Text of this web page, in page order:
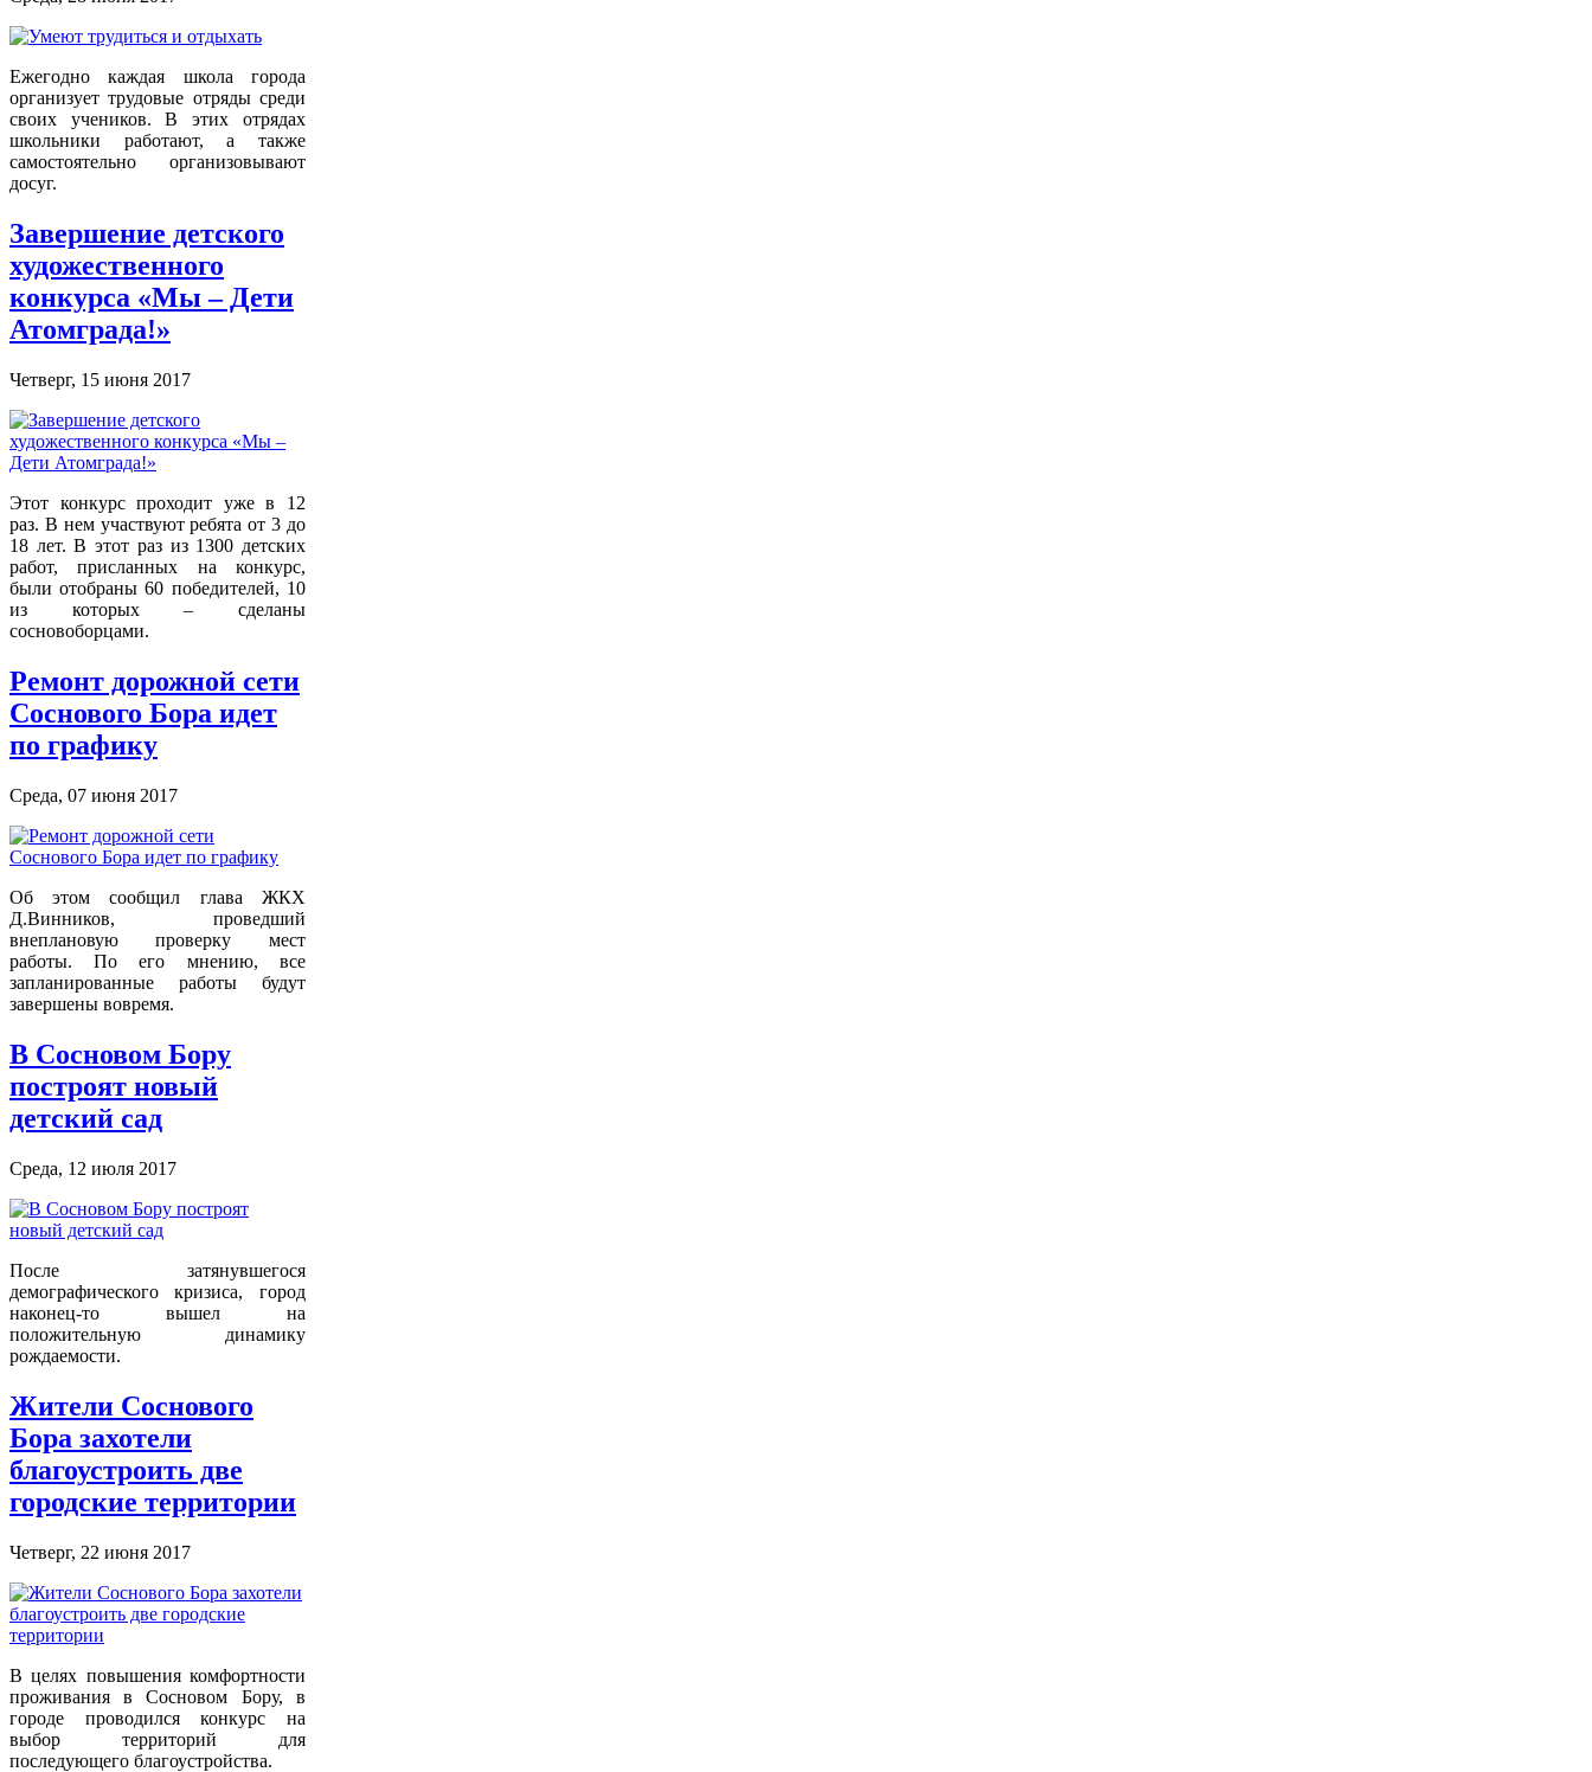
Ежегодно каждая школа города
организует трудовые отряды среди
своих учеников. В этих отрядах
школьники работают, а также
самостоятельно организовывают
досуг.
Завершение детского
художественного
конкурса «Мы – Дети
Атомграда!»
Четверг, 15 июня 2017
Этот конкурс проходит уже в 12
раз. В нем участвуют ребята от 3 до
18 лет. В этот раз из 1300 детских
работ, присланных на конкурс,
были отобраны 60 победителей, 10
из которых – сделаны
сосновоборцами.
Ремонт дорожной сети
Соснового Бора идет
по графику
Среда, 07 июня 2017
Об этом сообщил глава ЖКХ
Д.Винников, проведший
внеплановую проверку мест
работы. По его мнению, все
запланированные работы будут
завершены вовремя.
В Сосновом Бору
построят новый
детский сад
Среда, 12 июля 2017
После затянувшегося
демографического кризиса, город
наконец-то вышел на
положительную динамику
рождаемости.
Жители Соснового
Бора захотели
благоустроить две
городские территории
Четверг, 22 июня 2017
В целях повышения комфортности
проживания в Сосновом Бору, в
городе проводился конкурс на
выбор территорий для
последующего благоустройства.